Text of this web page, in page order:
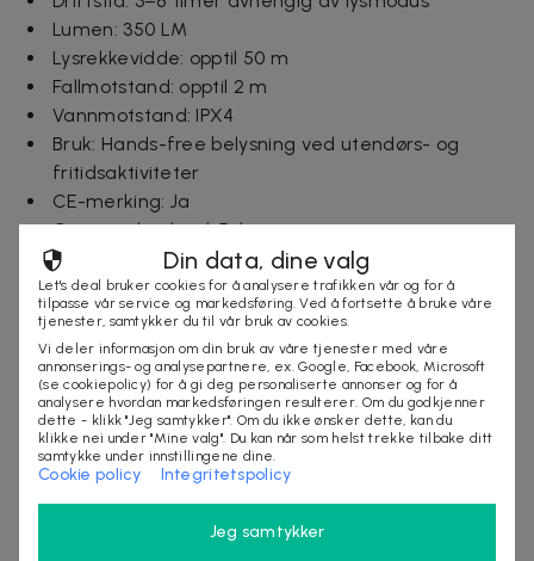
Lumen: 350 LM
Lysrekkevidde: opptil 50 m
Fallmotstand: opptil 2 m
Vannmotstand: IPX4
Bruk: Hands-free belysning ved utendørs- og
fritidsaktiviteter
CE-merking: Ja
Opprinnelsesland: Polen
Garanti: Standardgaranti for produksjonsfeil
Inkludert i pakken:
1 stk LED-hodelykt
1 stk USB Type-C ladekabel
1 stk manual
Selges av
:556905-5238
Din data, dine valg
Let's deal bruker cookies for å analysere trafikken vår og for å
tilpasse vår service og markedsføring. Ved å fortsette å bruke våre
tjenester, samtykker du til vår bruk av cookies.
Vi deler informasjon om din bruk av våre tjenester med våre
annonserings- og analysepartnere, ex. Google, Facebook, Microsoft
(se cookiepolicy) for å gi deg personaliserte annonser og for å
analysere hvordan markedsføringen resulterer. Om du godkjenner
dette - klikk "Jeg samtykker". Om du ikke ønsker dette, kan du
klikke nei under "Mine valg". Du kan når som helst trekke tilbake ditt
samtykke under innstillingene dine.
Cookie policy Integritetspolicy
Jeg samtykker